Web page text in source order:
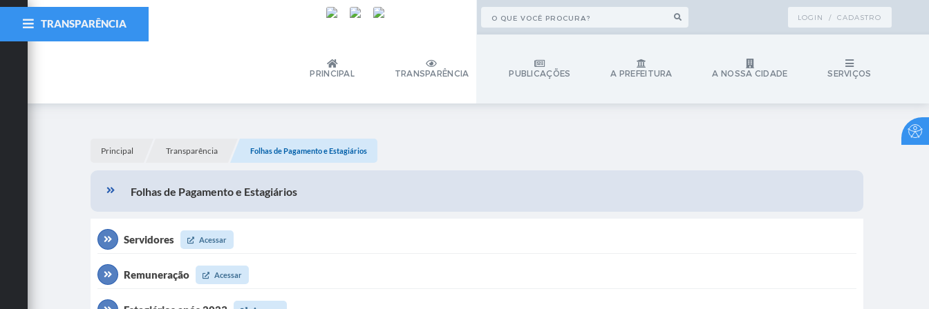
LOGIN / CADASTRO
PRINCIPAL TRANSPARÊNCIA PUBLICAÇÕES A PREFEITURA A NOSSA CIDADE SERVIÇOS
TRANSPARÊNCIA
Principal Transparência Folhas de Pagamento e Estagiários
Folhas de Pagamento e Estagiários
Servidores Acessar
Remuneração Acessar